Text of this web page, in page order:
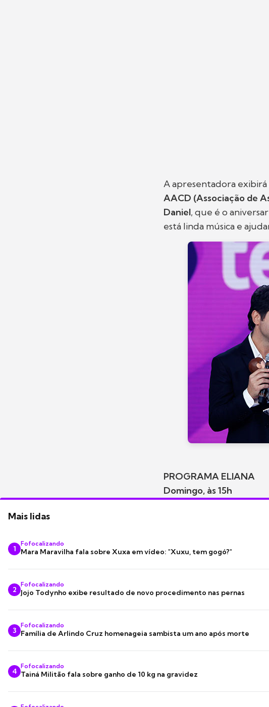
A apresentadora exibirá
AACD (Associação de
Daniel, que é o
está linda música e
PROGRAMA ELIANA
Domingo, às 15h
Mais lidas
1
Fofocalizando
Mara Maravilha fala sobre Xuxa em vídeo: "Xuxu, tem gogó?"
2
Fofocalizando
Jojo Todynho exibe resultado de novo procedimento nas pernas
3
Fofocalizando
Família de Arlindo Cruz homenageia sambista um ano após morte
4
Fofocalizando
Tainá Militão fala sobre ganho de 10 kg na gravidez